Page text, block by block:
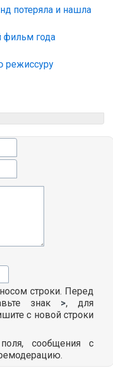
потеряла и нашла
фильм года
режиссуру
строки. Перед
знак >, для
с новой строки
сообщения с